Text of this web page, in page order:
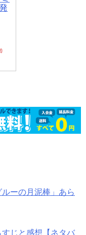
)
ーの月泥棒」あら
すじと感想【ネタバ